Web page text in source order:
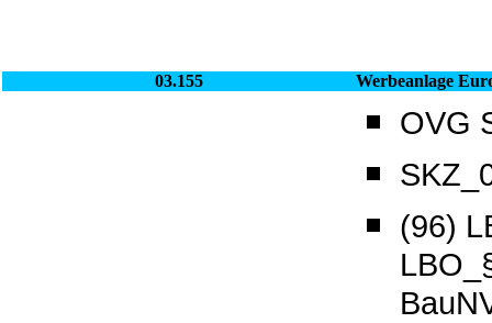
03.155 Werbeanlage
OVG
(96)